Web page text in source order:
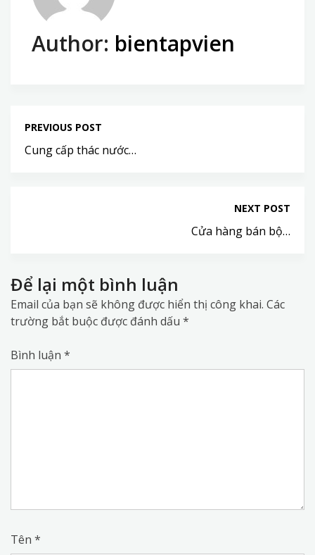
Author: bientapvien
PREVIOUS POST
Cung cấp thác nước…
NEXT POST
Cửa hàng bán bộ…
Để lại một bình luận
Email của bạn sẽ không được hiển thị công khai. Các
trường bắt buộc được đánh dấu *
Bình luận *
Tên *